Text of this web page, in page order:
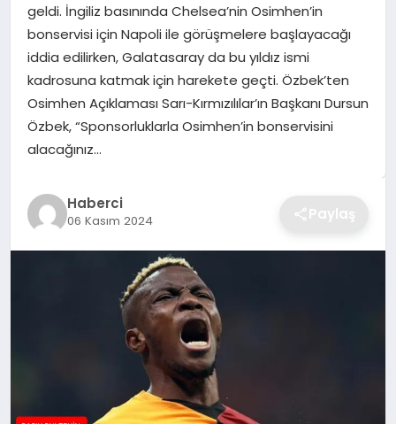
TEKNOLOJI
YAŞAM
GÜNDEM
geldi. İngiliz basınında Chelsea’nin Osimhen’in
bonservisi için Napoli ile görüşmelere başlayacağı
iddia edilirken, Galatasaray da bu yıldız ismi
kadrosuna katmak için harekete geçti. Özbek’ten
Osimhen Açıklaması Sarı-Kırmızılılar’ın Başkanı Dursun
Özbek, “Sponsorluklarla Osimhen’in bonservisini
alacağınız…
Haberci
06 Kasım 2024 Paylaş